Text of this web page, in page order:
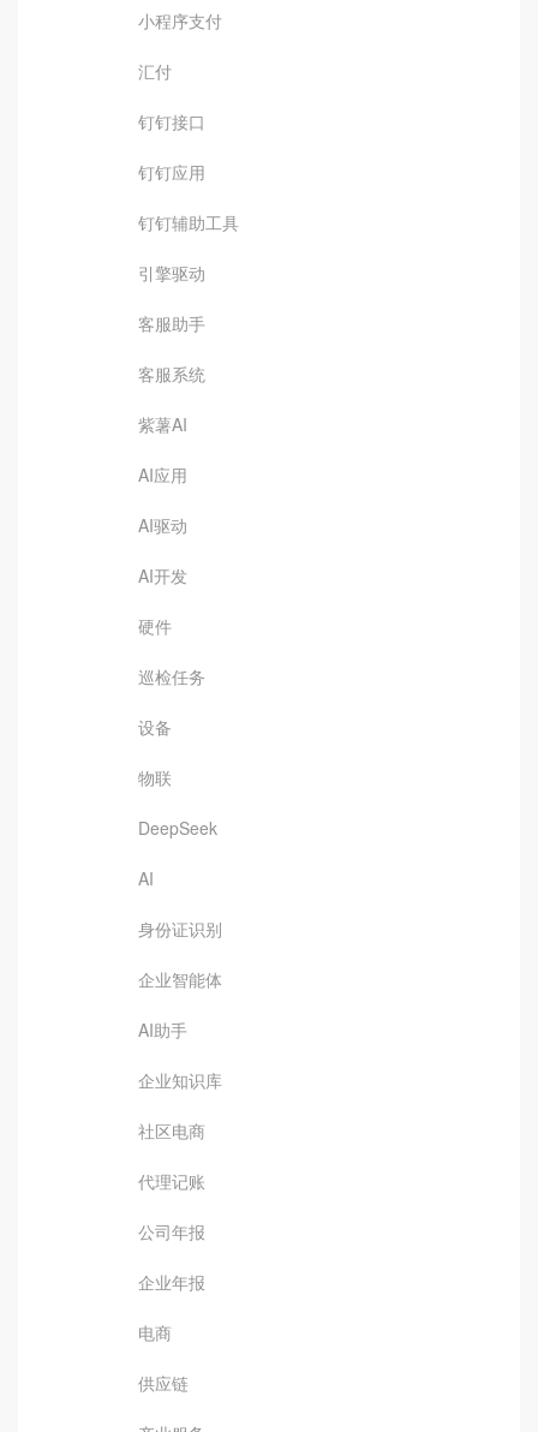
小程序支付
汇付
钉钉接口
钉钉应用
钉钉辅助工具
引擎驱动
客服助手
客服系统
紫薯AI
AI应用
AI驱动
AI开发
硬件
巡检任务
设备
物联
DeepSeek
AI
身份证识别
企业智能体
AI助手
企业知识库
社区电商
代理记账
公司年报
企业年报
电商
供应链